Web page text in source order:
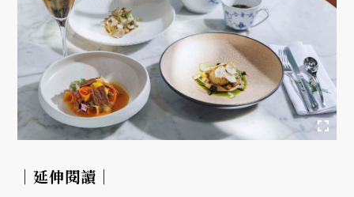
｜延伸閱讀｜